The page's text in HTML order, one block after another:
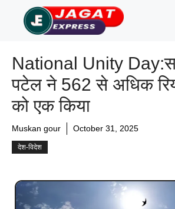
content
National Unity
पटेल ने 562 से अधिक
को एक किया
Muskan gour October 31, 2025
देश-विदेश